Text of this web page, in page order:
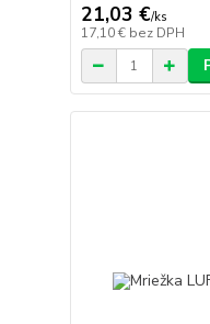
21,03 €/ks
17,10 € bez DPH